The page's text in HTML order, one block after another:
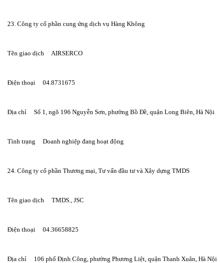
23. Công ty cổ phần cung ứng dịch vụ Hàng Không
Tên giao dịch     AIRSERCO
Điện thoại     04.8731675
Địa chỉ     Số 1, ngõ 196 Nguyễn Sơn, phường Bồ Đề, quận Long Biên, Hà Nội
Tình trạng     Doanh nghiệp đang hoạt động
24. Công ty cổ phần Thương mại, Tư vấn đầu tư và Xây dựng TMDS
Tên giao dịch     TMDS., JSC
Điện thoại     04.36658825
Địa chỉ     106 phố Định Công, phường Phương Liệt, quận Thanh Xuân, Hà Nội